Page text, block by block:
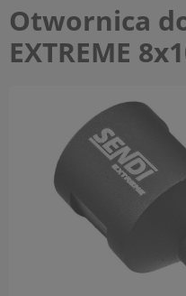
Otwornica
EXTREME